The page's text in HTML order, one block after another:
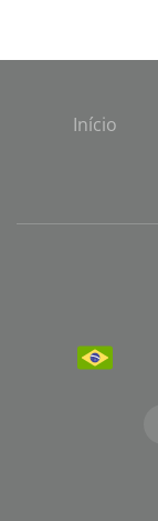
Início